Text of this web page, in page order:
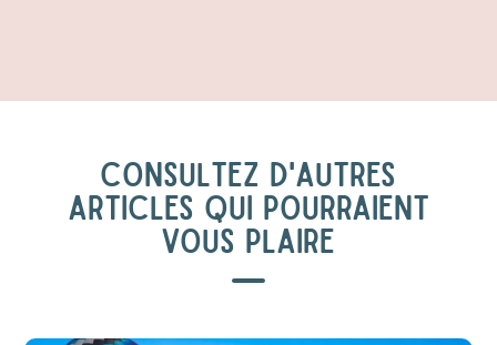
CONSULTEZ D'AUTRES
ARTICLES QUI POURRAIENT
VOUS PLAIRE